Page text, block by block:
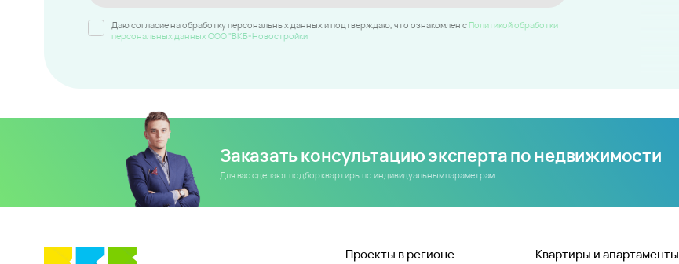
Даю согласие на обработку персональных данных и подтверждаю, что ознакомлен c Политикой обработки
персональных данных ООО "ВКБ-Новостройки
Заказать консультацию эксперта по недвижимости
Для вас сделают подбор квартиры по индивидуальным параметрам
Проекты в регионе Квартиры и апартаменты